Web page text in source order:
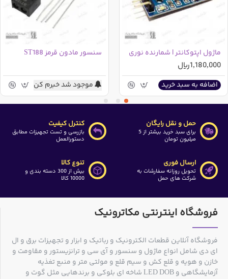
نوع خروجی: فتوترانزیستور
حداکثر جریان خروجی: 1 میلی آمپر
حداقل فاصله اندازه گیری: 2.5 میلیمتر
ماژول اپتوکانتر | شمارنده نوری
1,180,000ریال
اضافه به سبد خرید
سنسور مادون قرمز ST188
موجود شد خبرم کن
حمل و نقل رایگان
برای سبد خرید بیشتر از 5
میلیون تومان
کنترل کیفیت
بازرسی و تست تجهیزات مطابق
دستورالعمل
ارسال فوری
تحویل روزانه سفارشات به
شرکت های حمل
تنوع کالا
بیش از 300 دسته بندی و
10000 کالا
فروشگاه اینترنتی مکاترونیک
فروشگاه آنلاین قطعات الکترونیک و رباتیک و ابزار و تجهیزات برق و ال
ای دی شامل انواع ماژول و سنسور و آی سی و ترانزیستور و مقاومت و
خازن و هویه و قلع کش و سیم قلع و مولتی متر و منبع تغذیه
آزمایشگاهی و LED DOB شاخه ای بلوکی و برندهایی مثل گوت و